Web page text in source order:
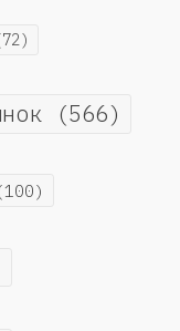
(566)